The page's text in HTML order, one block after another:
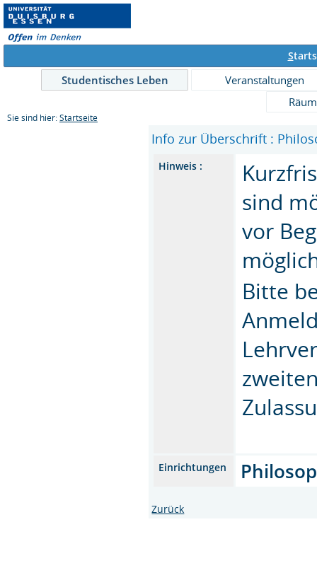
S
Studentisches Leben
Veranstaltungen
Sie sind hier: Startseite
Info zur Überschrift :
Hinweis :
sind
vor
Bitte
Einrichtungen
Zurück